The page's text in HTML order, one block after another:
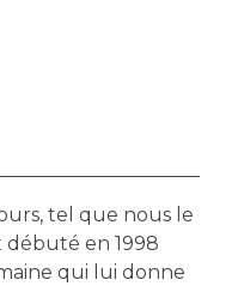
tel que nous le
débuté en 1998
qui lui donne